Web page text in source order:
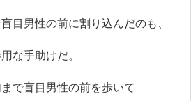
目男性の前に割り込んだのも、
な手助けだ。
で盲目男性の前を歩いて